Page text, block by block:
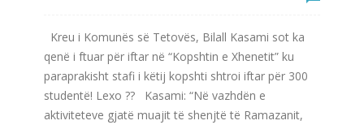
Kreu i Komunës së Tetovës, Bilall Kasami sot ka
qenë i ftuar për iftar në “Kopshtin e Xhenetit” ku
paraprakisht stafi i këtij kopshti shtroi iftar për 300
studentë! Lexo ?? Kasami: “Në vazhdën e
aktiviteteve gjatë muajit të shenjtë të Ramazanit,